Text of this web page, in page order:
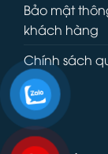
Bảo mật
khách hàng
Chính sách